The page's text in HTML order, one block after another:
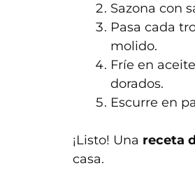
Sazona con
Pasa cada
molido.
Fríe en
dorados.
Escurre en
¡Listo! Una receta
casa.